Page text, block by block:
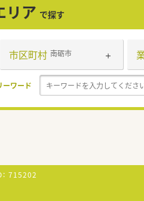
リア で探す
市区町村 南砺市
ーワード
715202